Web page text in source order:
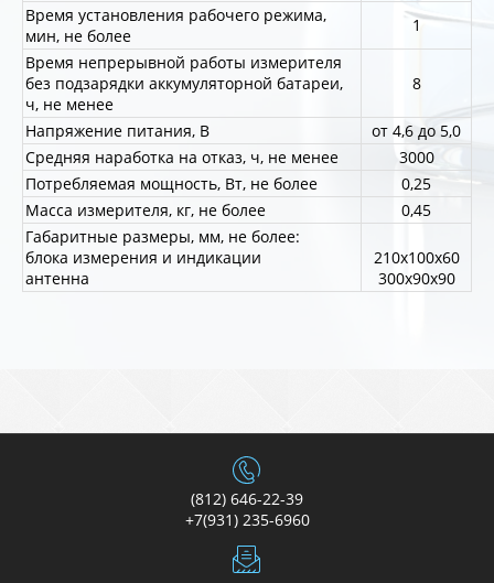
Время установления рабочего режима,
мин, не более
1
Время непрерывной работы измерителя
без подзарядки аккумуляторной батареи,
ч, не менее
8
Напряжение питания, В
от 4,6 до 5,0
Средняя наработка на отказ, ч, не менее
3000
Потребляемая мощность, Вт, не более
0,25
Масса измерителя, кг, не более
0,45
Габаритные размеры, мм, не более:
блока измерения и индикации
антенна
210х100х60
300х90х90
(812) 646-22-39
+7(931) 235-6960